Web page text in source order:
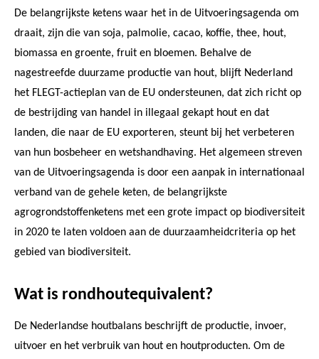
De belangrijkste ketens waar het in de Uitvoeringsagenda om
draait, zijn die van soja, palmolie, cacao, koffie, thee, hout,
biomassa en groente, fruit en bloemen. Behalve de
nagestreefde duurzame productie van hout, blijft Nederland
het FLEGT-actieplan van de EU ondersteunen, dat zich richt op
de bestrijding van handel in illegaal gekapt hout en dat
landen, die naar de EU exporteren, steunt bij het verbeteren
van hun bosbeheer en wetshandhaving. Het algemeen streven
van de Uitvoeringsagenda is door een aanpak in internationaal
verband van de gehele keten, de belangrijkste
agrogrondstoffenketens met een grote impact op biodiversiteit
in 2020 te laten voldoen aan de duurzaamheidcriteria op het
gebied van biodiversiteit.
Wat is rondhoutequivalent?
De Nederlandse houtbalans beschrijft de productie, invoer,
uitvoer en het verbruik van hout en houtproducten. Om de